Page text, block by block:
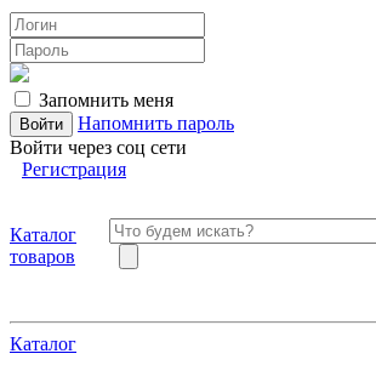
Запомнить меня
Напомнить пароль
Войти через соц сети
Регистрация
Каталог
товаров
Каталог